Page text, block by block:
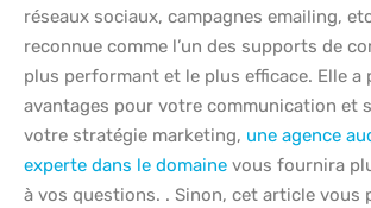
réseaux sociaux, campagnes emailing,
reconnue comme l’un des supports de
plus performant et le plus efficace. Elle a
avantages pour votre communication et
votre stratégie marketing, une agence
experte dans le domaine vous fournira
à vos questions. . Sinon, cet article vous